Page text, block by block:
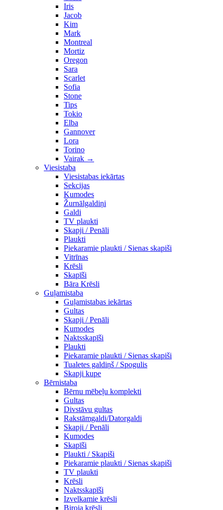
Iris
Jacob
Kim
Mark
Montreal
Mortiz
Oregon
Sara
Scarlet
Sofia
Stone
Tips
Tokio
Elba
Gannover
Lora
Torino
Vairak →
Viesistaba
Viesistabas iekārtas
Sekcijas
Kumodes
Žurnālgaldiņi
Galdi
TV plaukti
Skapji / Penāli
Plaukti
Piekaramie plaukti / Sienas skapiši
Vitrīnas
Krēsli
Skapīši
Bāra Krēsli
Guļamistaba
Guļamistabas iekārtas
Gultas
Skapji / Penāli
Kumodes
Naktsskapīši
Plaukti
Piekaramie plaukti / Sienas skapiši
Tualetes galdiņš / Spogulis
Skapji kupe
Bērnistaba
Bērnu mēbeļu komplekti
Gultas
Divstāvu gultas
Rakstāmgaldi/Datorgaldi
Skapji / Penāli
Kumodes
Skapīši
Plaukti / Skapiši
Piekaramie plaukti / Sienas skapiši
TV plaukti
Krēsli
Naktsskapīši
Izvelkamie krēsli
Biroja krēsli